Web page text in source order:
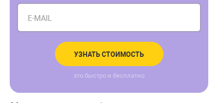
E-MAIL
УЗНАТЬ СТОИМОСТЬ
это быстро и бесплатно